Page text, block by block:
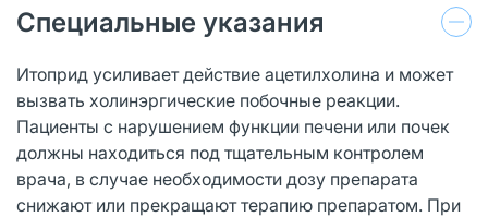
Специальные указания
Итоприд усиливает действие ацетилхолина и может
вызвать холинэргические побочные реакции.
Пациенты с нарушением функции печени или почек
должны находиться под тщательным контролем
врача, в случае необходимости дозу препарата
снижают или прекращают терапию препаратом. При